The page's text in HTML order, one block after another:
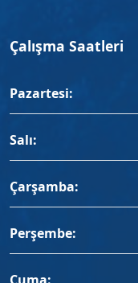
Çalışma Saatleri
Pazartesi:
Salı:
Çarşamba:
Perşembe:
Cuma: